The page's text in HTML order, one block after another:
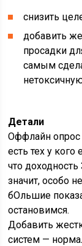
снизить
добавить
просадки
самым
Детали
Оффлайн опрос
есть тех у кого
что
значит, особо
бОльшие
остановимся.
Добавить
систем —